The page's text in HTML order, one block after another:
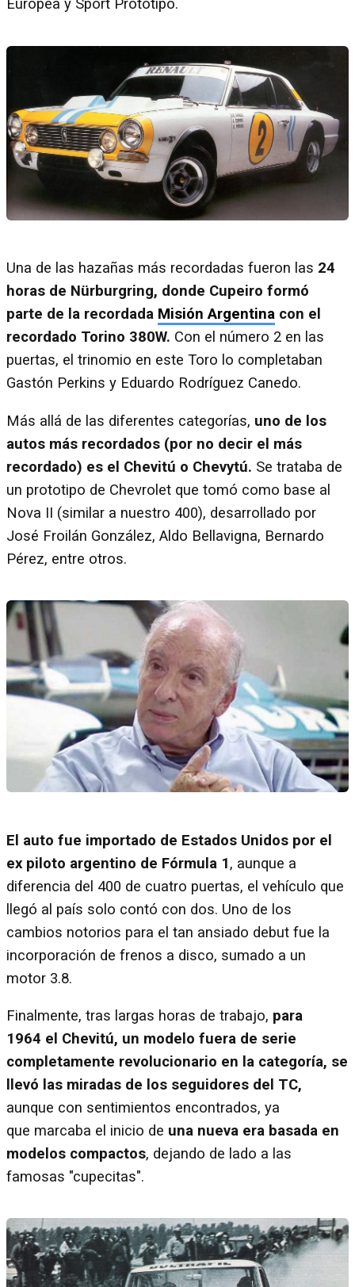
Europea y Sport Prototipo.
Una de las hazañas más recordadas fueron las 24
horas de Nürburgring, donde Cupeiro formó
parte de la recordada Misión Argentina con el
recordado Torino 380W. Con el número 2 en las
puertas, el trinomio en este Toro lo completaban
Gastón Perkins y Eduardo Rodríguez Canedo.
Más allá de las diferentes categorías, uno de los
autos más recordados (por no decir el más
recordado) es el Chevitú o Chevytú. Se trataba de
un prototipo de Chevrolet que tomó como base al
Nova II (similar a nuestro 400), desarrollado por
José Froilán González, Aldo Bellavigna, Bernardo
Pérez, entre otros.
El auto fue importado de Estados Unidos por el
ex piloto argentino de Fórmula 1, aunque a
diferencia del 400 de cuatro puertas, el vehículo que
llegó al país solo contó con dos. Uno de los
cambios notorios para el tan ansiado debut fue la
incorporación de frenos a disco, sumado a un
motor 3.8.
Finalmente, tras largas horas de trabajo, para
1964 el Chevitú, un modelo fuera de serie
completamente revolucionario en la categoría, se
llevó las miradas de los seguidores del TC,
aunque con sentimientos encontrados, ya
que marcaba el inicio de una nueva era basada en
modelos compactos, dejando de lado a las
famosas "cupecitas".